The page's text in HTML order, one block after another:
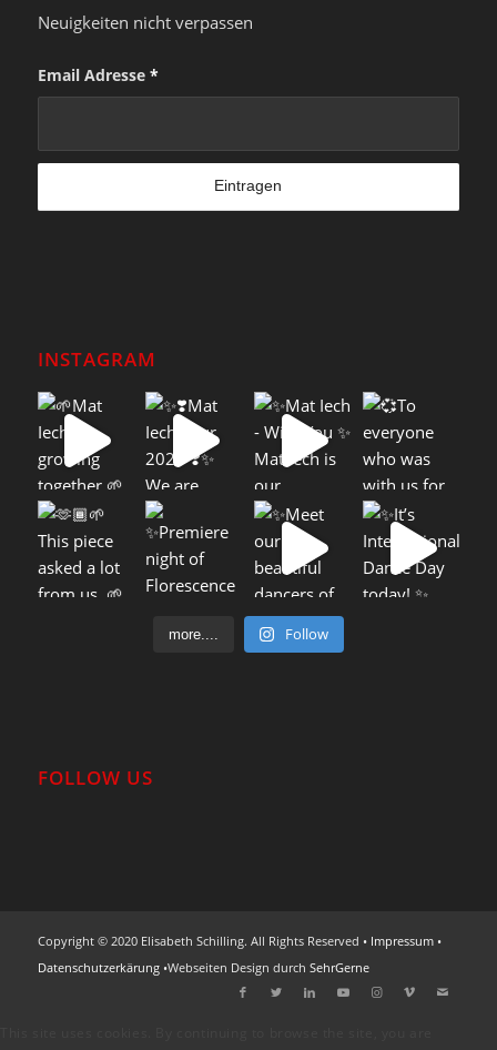
Neuigkeiten nicht verpassen
Email Adresse *
INSTAGRAM
more.... Follow
FOLLOW US
Copyright © 2020 Elisabeth Schilling. All Rights Reserved • Impressum•
Datenschutzerkärung•Webseiten Design durch SehrGerne